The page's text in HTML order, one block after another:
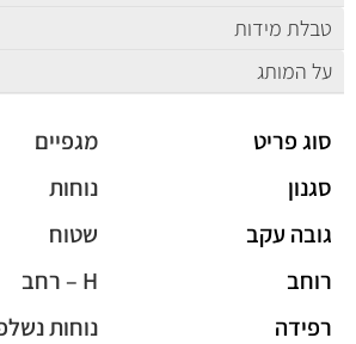
טבלת מידות
על המותג
סוג פריט
מגפיים
סגנון
נוחות
גובה עקב
שטוח
רוחב
H – רחב
רפידה
נוחות